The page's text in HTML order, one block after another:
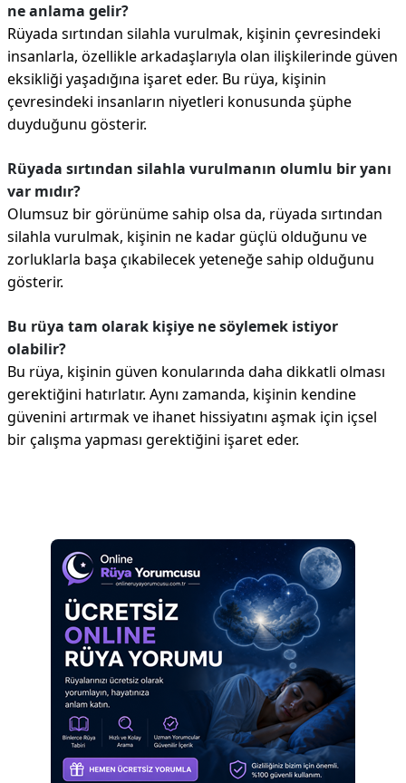
ne anlama gelir?
Rüyada sırtından silahla vurulmak, kişinin çevresindeki
insanlarla, özellikle arkadaşlarıyla olan ilişkilerinde güven
eksikliği yaşadığına işaret eder. Bu rüya, kişinin
çevresindeki insanların niyetleri konusunda şüphe
duyduğunu gösterir.
Rüyada sırtından silahla vurulmanın olumlu bir yanı
var mıdır?
Olumsuz bir görünüme sahip olsa da, rüyada sırtından
silahla vurulmak, kişinin ne kadar güçlü olduğunu ve
zorluklarla başa çıkabilecek yeteneğe sahip olduğunu
gösterir.
Bu rüya tam olarak kişiye ne söylemek istiyor
olabilir?
Bu rüya, kişinin güven konularında daha dikkatli olması
gerektiğini hatırlatır. Aynı zamanda, kişinin kendine
güvenini artırmak ve ihanet hissiyatını aşmak için içsel
bir çalışma yapması gerektiğini işaret eder.